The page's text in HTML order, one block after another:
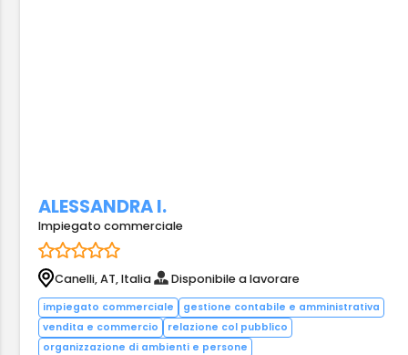
ALESSANDRA I.
Impiegato commerciale
Canelli, AT, Italia Disponibile a lavorare
impiegato commerciale
gestione contabile e amministrativa
vendita e commercio
relazione col pubblico
organizzazione di ambienti e persone